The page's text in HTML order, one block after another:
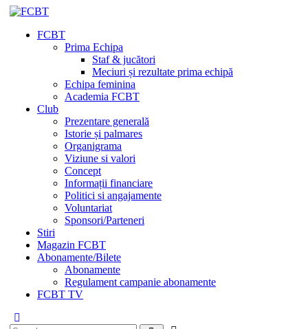
FCBT
Prima Echipa
Staf & jucători
Meciuri și rezultate prima echipă
Echipa feminina
Academia FCBT
Club
Prezentare generală
Istorie și palmares
Organigrama
Viziune si valori
Concept
Informații financiare
Politici si angajamente
Voluntariat
Sponsori/Parteneri
Stiri
Magazin FCBT
Abonamente/Bilete
Abonamente
Regulament campanie abonamente
FCBT TV